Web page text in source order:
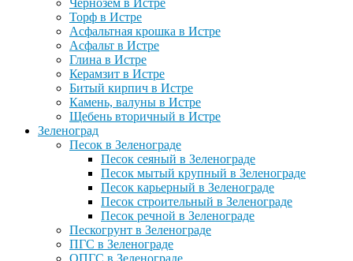
Торф в Истре
Асфальтная крошка в Истре
Асфальт в Истре
Глина в Истре
Керамзит в Истре
Битый кирпич в Истре
Камень, валуны в Истре
Щебень вторичный в Истре
Зеленоград
Песок в Зеленограде
Песок сеяный в Зеленограде
Песок мытый крупный в Зеленограде
Песок карьерный в Зеленограде
Песок строительный в Зеленограде
Песок речной в Зеленограде
Пескогрунт в Зеленограде
ПГС в Зеленограде
ОПГС в Зеленограде